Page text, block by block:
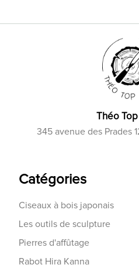
Théo
345 avenue des Prades
Catégories
Ciseaux à bois japonais
Les outils de sculpture
Pierres d'affûtage
Rabot Hira Kanna